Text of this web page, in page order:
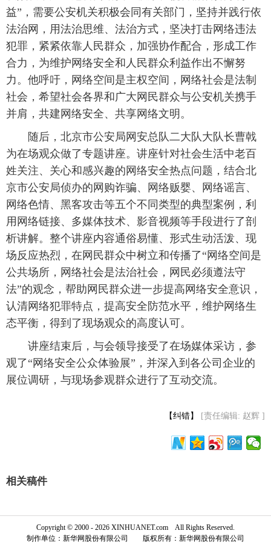
益”，需要公安机关积极会同有关部门，坚持并践行依
法治网，用法治思维、法治方式，坚决打击网络违法
犯罪，紧紧依靠人民群众，加强协作配合，形成工作
合力，为维护网络安全和人民群众利益作出不懈努
力。他呼吁，网络空间是主权空间，网络社会是法制
社会，希望社会各界和广大网民群众与公安机关携手
并肩，共建网络安全、共享网络文明。
随后，北京市公安局网安总队二大队大队长曹戟
为在场观众做了专题讲座。讲座针对社会生活中老百
姓关注、关心和感兴趣的网络安全热点问题，结合北
京市公安局侦办的网购诈骗、网络贩婴、网络谣言、
网络色情、黑客攻击等五个不同类型的典型案例，利
用网络链接、多媒体技术、影音视频等手段进行了剖
析讲解。整个讲座内容通俗易懂、形式生动活泼、现
场反应热烈，在网民群众中树立和传播了“网络空间是
公共场所，网络社会是法治社会，网民必须遵法守
法”的观念，帮助网民群众进一步提高网络安全意识，
认清网络犯罪特点，提高安全防范水平，维护网络生
态平衡，得到了现场观众的高度认可。
讲座结束后，与会领导接受了在场媒体采访，参
观了“网络安全公众体验展”，并深入到各公司企业的
展位调研，与现场参观群众进行了互动交流。
【纠错】 [责任编辑: 赵辉 ]
相关稿件
Copyright © 2000 - 2026 XINHUANET.com All Rights Reserved.
制作单位：新华网股份有限公司 版权所有：新华网股份有限公司